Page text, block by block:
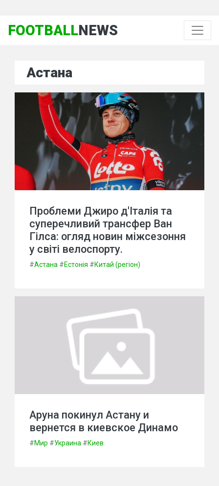
FOOTBALLNEWS
Астана
Проблеми Джиро д'Італія та
суперечливий трансфер Ван
Гілса: огляд новин міжсезоння
у світі велоспорту.
#Астана #Естонія #Китай (регіон)
Аруна покинул Астану и
вернется в киевское Динамо
#Мир #Украина #Киев